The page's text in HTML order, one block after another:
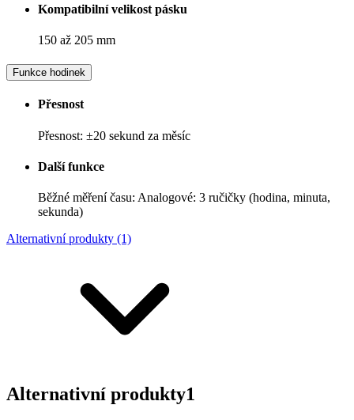
Kompatibilní velikost pásku
150 až 205 mm
Funkce hodinek
Přesnost
Přesnost: ±20 sekund za měsíc
Další funkce
Běžné měření času: Analogové: 3 ručičky (hodina, minuta,
sekunda)
Alternativní produkty (1)
Alternativní produkty1